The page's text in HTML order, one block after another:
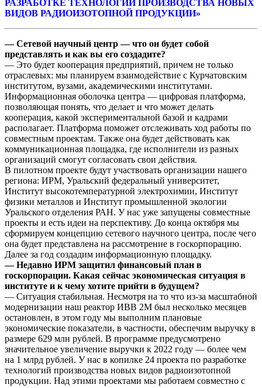
РАЗРАБОТКЕ ТЕХНОЛОГИЙ ПРОИЗВОДСТВА НОВЫХ
ВИДОВ РАДИОИЗОТОПНОЙ ПРОДУКЦИИ»
— Сетевой научный центр — что он будет собой
представлять и как вы его создадите?
— Это будет кооперация предприятий, причем не только
отраслевых: мы планируем взаимодействие с Курчатовским
институтом, вузами, академическими институтами.
Информационная оболочка центра — цифровая платформа,
позволяющая понять, что делает и что может делать
кооперация, какой экспериментальной базой и кадрами
располагает. Платформа поможет отслеживать ход работы по
совместным проектам. Также она будет действовать как
коммуникационная площадка, где исполнители из разных
организаций смогут согласовать свои действия.
В пилотном проекте будут участвовать организации нашего
региона: ИРМ, Уральский федеральный университет,
Институт высокотемпературной электрохимии, Институт
физики металлов и Институт промышленной экологии
Уральского отделения РАН. У нас уже запущены совместные
проекты и есть идеи на перспективу. До конца октября мы
сформируем концепцию сетевого научного центра, после чего
она будет представлена на рассмотрение в госкорпорацию.
Далее за год создадим информационную площадку.
— Недавно ИРМ защитил финансовый план в
госкорпорации. Какая сейчас экономическая ситуация в
институте и к чему хотите прийти в будущем?
— Ситуация стабильная. Несмотря на то что из-за масштабной
модернизации наш реактор ИВВ 2М был несколько месяцев
остановлен, в этом году мы выполним плановые
экономические показатели, в частности, обеспечим выручку в
размере 629 млн рублей. В программе предусмотрено
значительное увеличение выручки к 2022 году — более чем
на 1 млрд рублей. У нас в копилке 24 проекта по разработке
технологий производства новых видов радиоизотопной
продукции. Над этими проектами мы работаем совместно с